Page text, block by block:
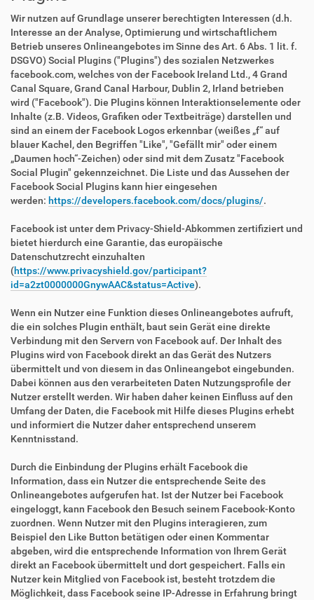
Wir nutzen auf Grundlage unserer berechtigten Interessen (d.h.
Interesse an der Analyse, Optimierung und wirtschaftlichem
Betrieb unseres Onlineangebotes im Sinne des Art. 6 Abs. 1 lit. f.
DSGVO) Social Plugins ("Plugins") des sozialen Netzwerkes
facebook.com, welches von der Facebook Ireland Ltd., 4 Grand
Canal Square, Grand Canal Harbour, Dublin 2, Irland betrieben
wird ("Facebook"). Die Plugins können Interaktionselemente oder
Inhalte (z.B. Videos, Grafiken oder Textbeiträge) darstellen und
sind an einem der Facebook Logos erkennbar (weißes „f“ auf
blauer Kachel, den Begriffen "Like", "Gefällt mir" oder einem
„Daumen hoch“-Zeichen) oder sind mit dem Zusatz "Facebook
Social Plugin" gekennzeichnet. Die Liste und das Aussehen der
Facebook Social Plugins kann hier eingesehen
werden: https://developers.facebook.com/docs/plugins/.
Facebook ist unter dem Privacy-Shield-Abkommen zertifiziert und
bietet hierdurch eine Garantie, das europäische
Datenschutzrecht einzuhalten
(https://www.privacyshield.gov/participant?
id=a2zt0000000GnywAAC&status=Active).
Wenn ein Nutzer eine Funktion dieses Onlineangebotes aufruft,
die ein solches Plugin enthält, baut sein Gerät eine direkte
Verbindung mit den Servern von Facebook auf. Der Inhalt des
Plugins wird von Facebook direkt an das Gerät des Nutzers
übermittelt und von diesem in das Onlineangebot eingebunden.
Dabei können aus den verarbeiteten Daten Nutzungsprofile der
Nutzer erstellt werden. Wir haben daher keinen Einfluss auf den
Umfang der Daten, die Facebook mit Hilfe dieses Plugins erhebt
und informiert die Nutzer daher entsprechend unserem
Kenntnisstand.
Durch die Einbindung der Plugins erhält Facebook die
Information, dass ein Nutzer die entsprechende Seite des
Onlineangebotes aufgerufen hat. Ist der Nutzer bei Facebook
eingeloggt, kann Facebook den Besuch seinem Facebook-Konto
zuordnen. Wenn Nutzer mit den Plugins interagieren, zum
Beispiel den Like Button betätigen oder einen Kommentar
abgeben, wird die entsprechende Information von Ihrem Gerät
direkt an Facebook übermittelt und dort gespeichert. Falls ein
Nutzer kein Mitglied von Facebook ist, besteht trotzdem die
Möglichkeit, dass Facebook seine IP-Adresse in Erfahrung bringt